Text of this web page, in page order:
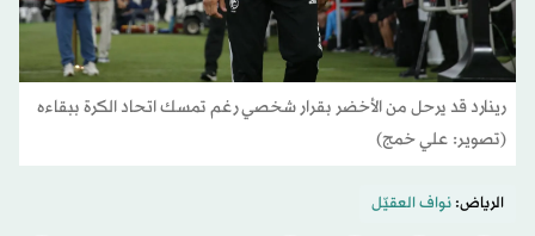
رينارد قد يرحل من الأخضر بقرار شخصي رغم تمسك اتحاد الكرة ببقاءه
(تصوير: علي خمج)
الرياض:نواف العقيّل